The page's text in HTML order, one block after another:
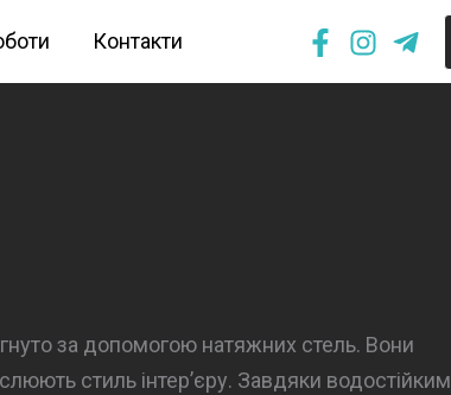
Контакти
за допомогою натяжних стель. Вони
стиль інтер’єру. Завдяки водостійким